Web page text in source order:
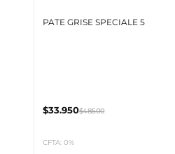
PATE GRISE SPECIALE 5
$33.950$48.500
CFTA: 0%